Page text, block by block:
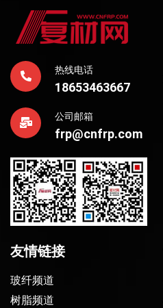
热线电话
18653463667
公司邮箱
frp@cnfrp.com
友情链接
玻纤频道
树脂频道